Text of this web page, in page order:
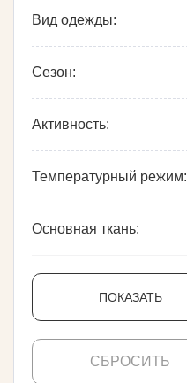
Вид одежды:
Сезон:
Активность:
Температурный режим:
Основная ткань:
ПОКАЗАТЬ
СБРОСИТЬ